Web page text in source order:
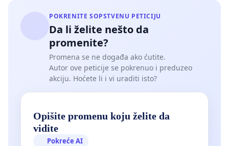
POKRENITE SOPSTVENU PETICIJU
Da li želite nešto da
promenite?
Promena se ne događa ako ćutite.
Autor ove peticije se pokrenuo i preduzeo
akciju. Hoćete li i vi uraditi isto?
Opišite promenu koju želite da
vidite
Pokreće AI